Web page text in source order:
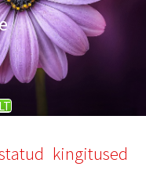
kingitused